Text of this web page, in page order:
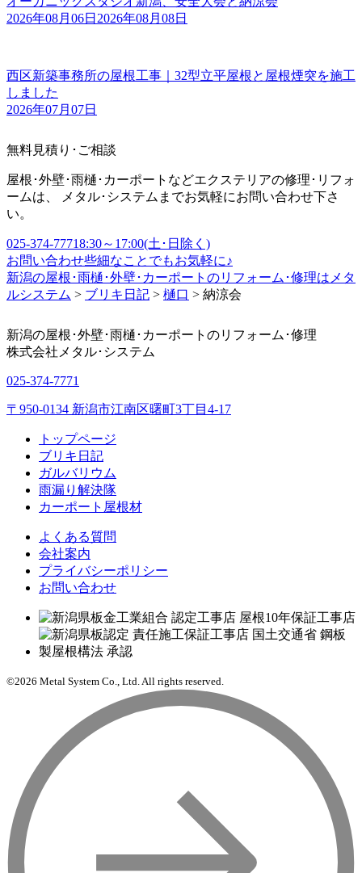
2026年08月06日 2026年08月08日
西区新築事務所の屋根工事｜32型立平屋根と屋根煙突を施工
しました
2026年07月07日
無料見積り･ご相談
屋根･外壁･雨樋･カーポートなどエクステリアの修理･リフォ
ームは、 メタル･システムまでお気軽にお問い合わせ下さ
い。
025-374-77718:30～17:00(土･日除く)
お問い合わせ些細なことでもお気軽に♪
新潟の屋根･雨樋･外壁･カーポートのリフォーム･修理はメタ
ルシステム > ブリキ日記 > 樋口 > 納涼会
新潟の屋根･外壁･雨樋･カーポートのリフォーム･修理
株式会社 メタル･システム
025-374-7771
〒950-0134 新潟市江南区曙町3丁目4-17
トップページ
ブリキ日記
ガルバリウム
雨漏り解決隊
カーポート屋根材
よくある質問
会社案内
プライバシーポリシー
お問い合わせ
©2026 Metal System Co., Ltd. All rights reserved.